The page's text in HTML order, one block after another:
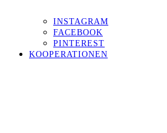
INSTAGRAM
FACEBOOK
PINTEREST
KOOPERATIONEN